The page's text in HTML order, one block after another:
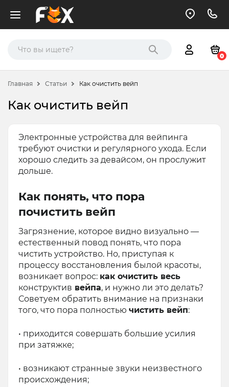
0
Главная Статьи Как очистить вейп
Как очистить вейп
Электронные устройства для вейпинга
требуют очистки и регулярного ухода. Если
хорошо следить за девайсом, он прослужит
дольше.
Как понять, что пора
почистить вейп
Загрязнение, которое видно визуально —
естественный повод понять, что пора
чистить устройство. Но, приступая к
процессу восстановления былой красоты,
возникает вопрос: как очистить весь
конструктив вейпа, и нужно ли это делать?
Советуем обратить внимание на признаки
того, что пора полностью чистить вейп:
• приходится совершать большие усилия
при затяжке;
• возникают странные звуки неизвестного
происхождения;